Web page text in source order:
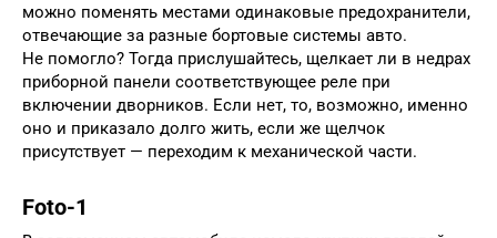
можно поменять местами одинаковые предохранители,
отвечающие за разные бортовые системы авто.
Не помогло? Тогда прислушайтесь, щелкает ли в недрах
приборной панели соответствующее реле при
включении дворников. Если нет, то, возможно, именно
оно и приказало долго жить, если же щелчок
присутствует — переходим к механической части.
Foto-1